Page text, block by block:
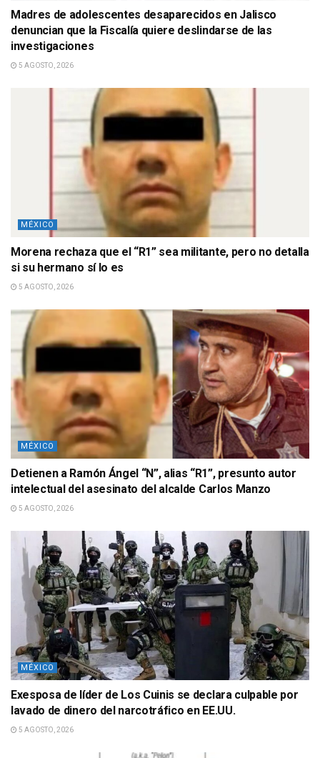
Madres de adolescentes desaparecidos en Jalisco
denuncian que la Fiscalía quiere deslindarse de las
investigaciones
5 AGOSTO, 2026
MÉXICO
Morena rechaza que el “R1” sea militante, pero no detalla
si su hermano sí lo es
5 AGOSTO, 2026
MÉXICO
Detienen a Ramón Ángel “N”, alias “R1”, presunto autor
intelectual del asesinato del alcalde Carlos Manzo
5 AGOSTO, 2026
MÉXICO
Exesposa de líder de Los Cuinis se declara culpable por
lavado de dinero del narcotráfico en EE.UU.
5 AGOSTO, 2026